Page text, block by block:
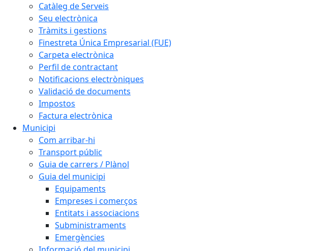
Catàleg de Serveis
Seu electrònica
Tràmits i gestions
Finestreta Única Empresarial (FUE)
Carpeta electrònica
Perfil de contractant
Notificacions electròniques
Validació de documents
Impostos
Factura electrònica
Municipi
Com arribar-hi
Transport públic
Guia de carrers / Plànol
Guia del municipi
Equipaments
Empreses i comerços
Entitats i associacions
Subministraments
Emergències